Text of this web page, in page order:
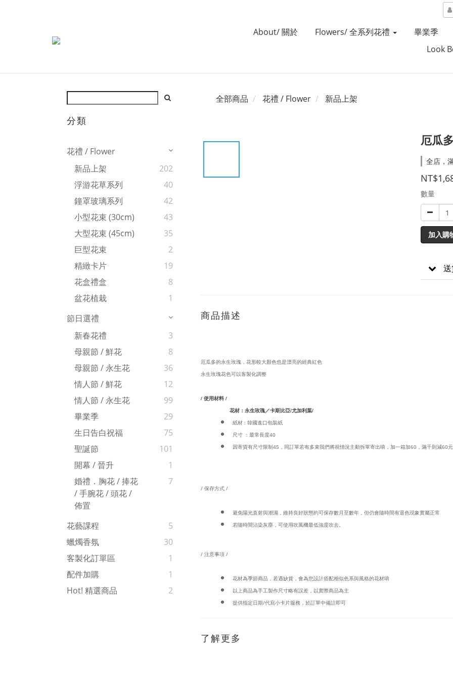
About/ 關於 Flowers/ 全系列花禮 畢業季
Look
分類
花禮 / Flower
新品上架
202
浮游花草系列
40
鐘罩玻璃系列
42
小型花束 (30cm)
43
大型花束 (45cm)
35
巨型花束
2
精緻卡片
19
花盒禮盒
8
盆花植栽
1
節日選禮
新春花禮
3
母親節 / 鮮花
8
母親節 / 永生花
36
情人節 / 鮮花
12
情人節 / 永生花
99
畢業季
29
生日告白祝福
75
聖誕節
101
開幕 / 晉升
1
婚禮．胸花 / 捧花
/ 手腕花 / 頭花 /
佈置
7
花藝課程
5
蠟燭香氛
30
客製化訂單區
1
配件加購
1
Hot! 精選商品
2
全部商品 花禮 / Flower 新品上架
厄瓜
全店，
數量
加入購
商品描述
厄瓜多的永生玫瑰，花形較大顏色也是漂亮的經典紅色
永生玫瑰花色可以客製化調整
/ 使用材料 /
花材：永生玫瑰／卡斯比亞/尤加利葉/
紙材 : 韓國進口包裝紙
尺寸 ：最常長度40
因寄貨有尺寸限制45，同訂單若有多束我們將視情況主動拆單寄出唷，加一箱加60，滿千則減60元
/ 保存方式 /
避免陽光直射與潮濕，維持良好狀態約可保存數月至數年，但仍會隨時間有退色現象實屬正常
若隨時間沾染灰塵，可使用吹風機最低強度吹去。
/ 注意事項 /
花材為季節商品，若遇缺貨，會為您設計搭配相似色系與風格的花材唷
以上商品為手工製作尺寸略有誤差，以實際商品為主
提供指定日期/代寫小卡片服務，於訂單中備註即可
了解更多